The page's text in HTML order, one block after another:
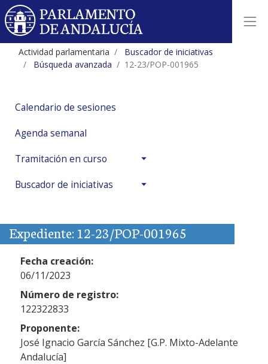
Actividad parlamentaria
Buscador de iniciativas
Búsqueda avanzada
12-23/POP-001965
Calendario de sesiones
Agenda semanal
Tramitación en curso
Buscador de iniciativas
Expediente: 12-23/POP-001965
Fecha creación:
06/11/2023
Número de registro:
122322833
Proponente:
José Ignacio García Sánchez [G.P. Mixto-Adelante
Andalucía]